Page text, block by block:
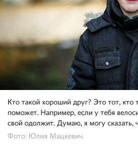
Кто такой хороший друг? Это тот, кто
поможет. Например, если у тебя
свой одолжит. Думаю, я могу сказать,
Фото: Юлия Мацкевич.